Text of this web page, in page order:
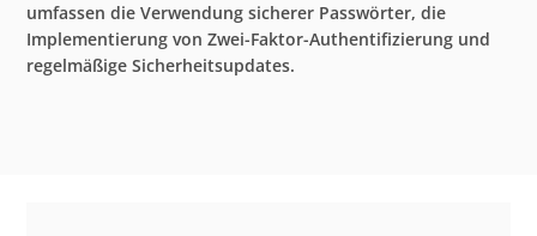
umfassen die Verwendung sicherer Passwörter, die
Implementierung von Zwei-Faktor-Authentifizierung und
regelmäßige Sicherheitsupdates.